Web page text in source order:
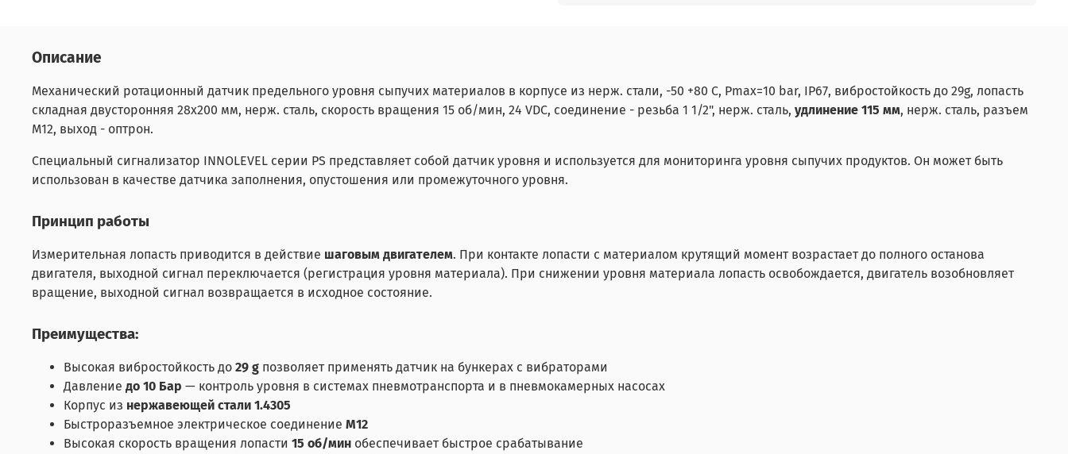
Описание
Механический ротационный датчик предельного уровня сыпучих материалов в корпусе из нерж. стали, -50 +80 С, Рmax=10 bar, IP67, вибростойкость до 29g, лопасть
складная двусторонняя 28х200 мм, нерж. сталь, скорость вращения 15 об/мин, 24 VDC, соединение - резьба 1 1/2", нерж. сталь, удлинение 115 мм, нерж. сталь, разъем
M12, выход - оптрон.
Специальный сигнализатор INNOLEVEL серии PS представляет собой датчик уровня и используется для мониторинга уровня сыпучих продуктов. Он может быть
использован в качестве датчика заполнения, опустошения или промежуточного уровня.
Принцип работы
Измерительная лопасть приводится в действие шаговым двигателем. При контакте лопасти с материалом крутящий момент возрастает до полного останова
двигателя, выходной сигнал переключается (регистрация уровня материала). При снижении уровня материала лопасть освобождается, двигатель возобновляет
вращение, выходной сигнал возвращается в исходное состояние.
Преимущества:
Высокая вибростойкость до 29 g позволяет применять датчик на бункерах с вибраторами
Давление до 10 Бар — контроль уровня в системах пневмотранспорта и в пневмокамерных насосах
Корпус из нержавеющей стали 1.4305
Быстроразъемное электрическое соединение M12
Высокая скорость вращения лопасти 15 об/мин обеспечивает быстрое срабатывание